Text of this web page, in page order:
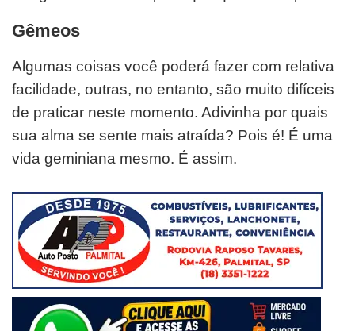
Gêmeos
Algumas coisas você poderá fazer com relativa
facilidade, outras, no entanto, são muito difíceis
de praticar neste momento. Adivinha por quais
sua alma se sente mais atraída? Pois é! É uma
vida geminiana mesmo. É assim.